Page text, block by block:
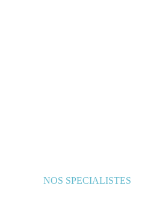
NOS SPECIALISTES